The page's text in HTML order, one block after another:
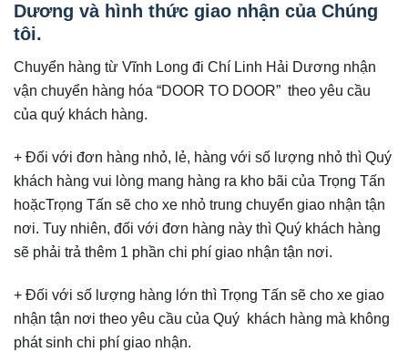
Dương và hình thức giao nhận của Chúng
tôi.
Chuyển hàng từ Vĩnh Long đi Chí Linh Hải Dương nhận
vận chuyển hàng hóa “DOOR TO DOOR” theo yêu cầu
của quý khách hàng.
+ Đối với đơn hàng nhỏ, lẻ, hàng với số lượng nhỏ thì Quý
khách hàng vui lòng mang hàng ra kho bãi của Trọng Tấn
hoặcTrọng Tấn sẽ cho xe nhỏ trung chuyển giao nhận tận
nơi. Tuy nhiên, đối với đơn hàng này thì Quý khách hàng
sẽ phải trả thêm 1 phần chi phí giao nhận tận nơi.
+ Đối với số lượng hàng lớn thì Trọng Tấn sẽ cho xe giao
nhận tận nơi theo yêu cầu của Quý khách hàng mà không
phát sinh chi phí giao nhận.